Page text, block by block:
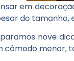
em
do tamanho,
nove
cômodo menor,